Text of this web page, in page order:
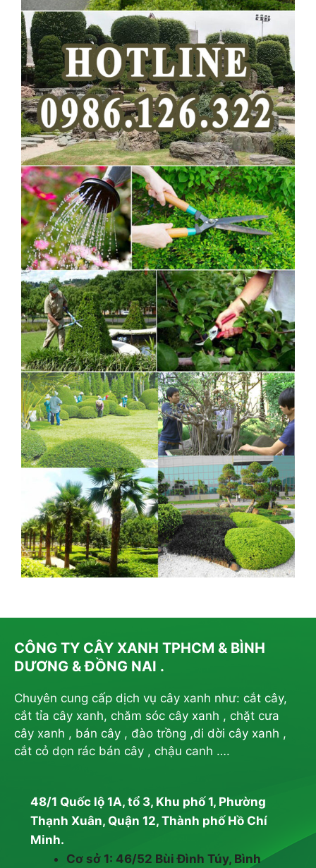
CÔNG TY CÂY XANH TPHCM & BÌNH
DƯƠNG & ĐỒNG NAI .
Chuyên cung cấp dịch vụ cây xanh như: cắt cây,
cắt tỉa cây xanh, chăm sóc cây xanh , chặt cưa
cây xanh , bán cây , đào trồng ,di dời cây xanh ,
cắt cỏ dọn rác bán cây , chậu canh ….
48/1 Quốc lộ 1A, tổ 3, Khu phố 1, Phường
Thạnh Xuân, Quận 12, Thành phố Hồ Chí
Minh.
Cơ sở 1: 46/52 Bùi Đình Túy, Bình